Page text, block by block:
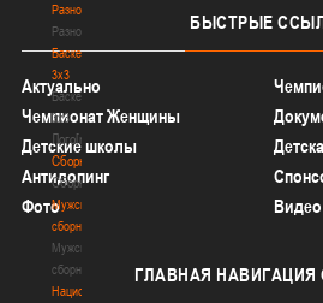
Разное
Разное
Баскетбол
3х3
Баскетбол
3х3
Лого[modid=121]
Сборные
Сборные
Мужские
сборные
Мужские
сборные
Национальная
БЫСТРЫЕ
Актуально
Чемпионат Женщины
Детские школы
Антидопинг
Фото
Видео
ГЛАВНАЯ НАВИГАЦИЯ